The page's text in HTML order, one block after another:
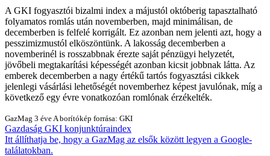
A GKI fogyasztói bizalmi index a májustól októberig tapasztalható
folyamatos romlás után novemberben, majd minimálisan, de
decemberben is felfelé korrigált. Ez azonban nem jelenti azt, hogy a
pesszimizmustól elköszöntünk. A lakosság decemberben a
novemberinél is rosszabbnak érezte saját pénzügyi helyzetét,
jövőbeli megtakarítási képességét azonban kicsit jobbnak látta. Az
emberek decemberben a nagy értékű tartós fogyasztási cikkek
jelenlegi vásárlási lehetőségét novemberhez képest javulónak, míg a
következő egy évre vonatkozóan romlónak érzékelték.
GazMag 3 éve A borítókép forrása: GKI
Gazdaság GKI konjunktúraindex
Itt állíthatja be, hogy a GazMag az elsők között legyen a Google-
találatokban.